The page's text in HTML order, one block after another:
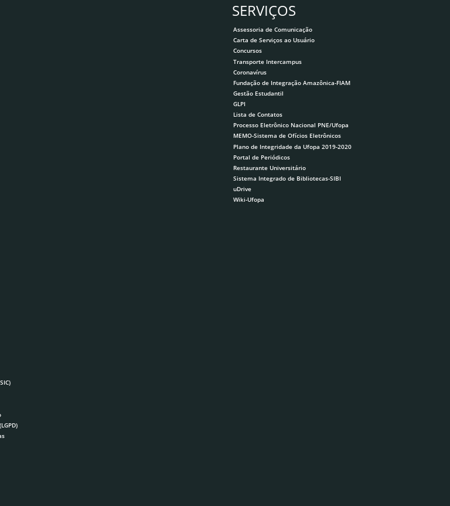
SERVIÇOS
Assessoria de Comunicação
Carta de Serviços ao Usuário
Concursos
Transporte Intercampus
Coronavírus
Fundação de Integração Amazônica-FIAM
Gestão Estudantil
GLPI
Lista de Contatos
Processo Eletrônico Nacional PNE/Ufopa
MEMO-Sistema de Ofícios Eletrônicos
Plano de Integridade da Ufopa 2019-2020
Portal de Periódicos
Restaurante Universitário
Sistema Integrado de Bibliotecas-SIBI
uDrive
Wiki-Ufopa